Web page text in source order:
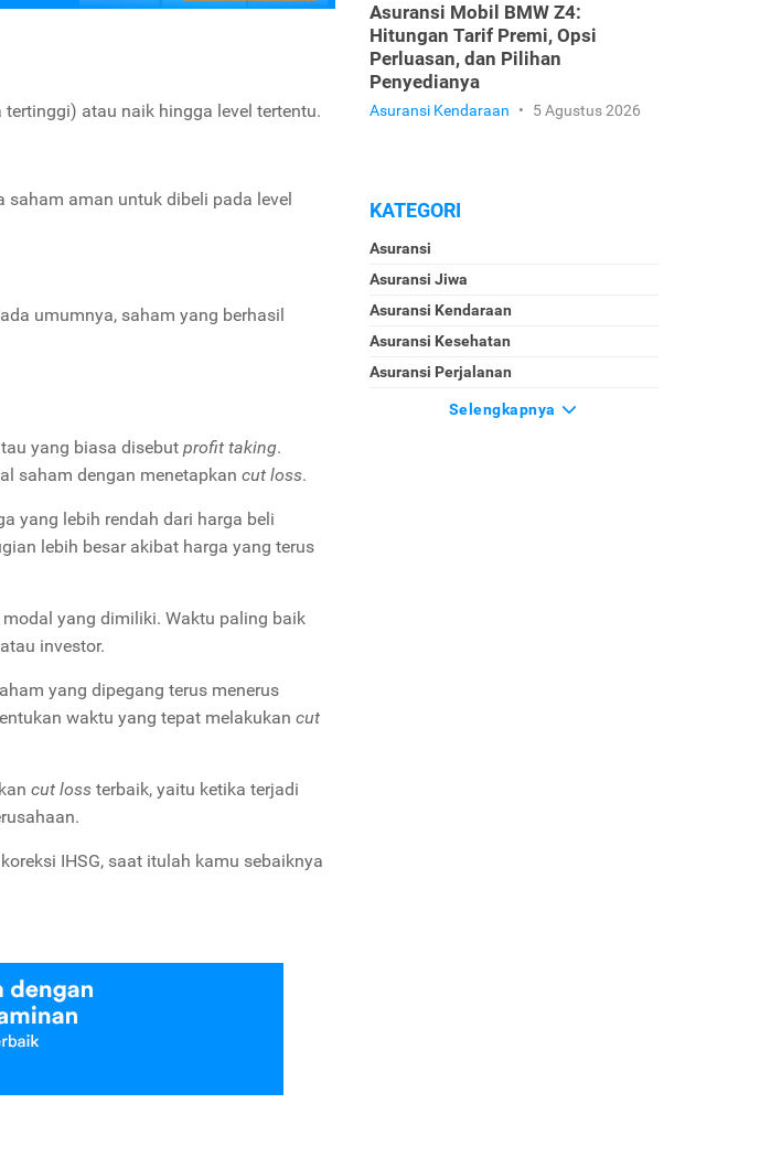
tertinggi) atau naik hingga level tertentu.
saham aman untuk dibeli pada level
umumnya, saham yang berhasil
yang biasa disebut profit taking.
saham dengan menetapkan cut loss.
yang lebih rendah dari harga beli
lebih besar akibat harga yang terus
yang dimiliki. Waktu paling baik
investor.
yang dipegang terus menerus
waktu yang tepat melakukan cut
cut loss terbaik, yaitu ketika terjadi
IHSG, saat itulah kamu sebaiknya
Asuransi Mobil BMW Z4:
Hitungan Tarif Premi, Opsi
Perluasan, dan Pilihan
Penyedianya
Asuransi Kendaraan • 5 Agustus 2026
KATEGORI
Asuransi
Asuransi Jiwa
Asuransi Kendaraan
Asuransi Kesehatan
Asuransi Perjalanan
Selengkapnya